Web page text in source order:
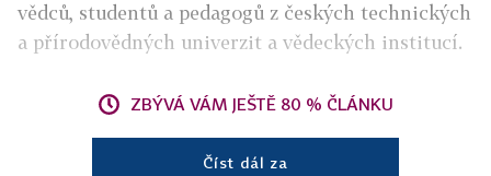
vědců, studentů a pedagogů z českých technických
a přírodovědných univerzit a vědeckých institucí.
ZBÝVÁ VÁM JEŠTĚ 80 % ČLÁNKU
Číst dál za